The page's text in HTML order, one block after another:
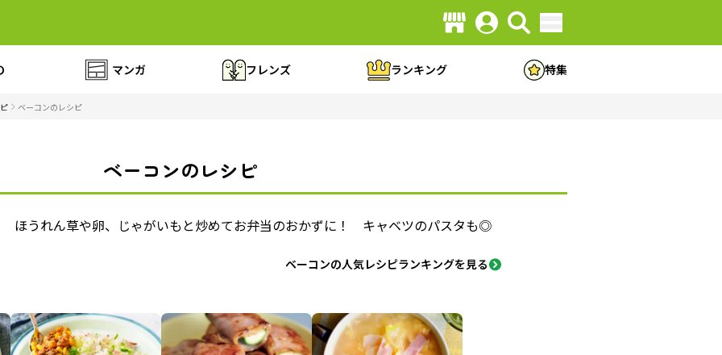
マンガ フレンズ ランキング 特集
ベーコンのレシピ
ベーコンのレシピ
ほうれん草や卵、じゃがいもと炒めてお弁当のおかずに！ キャベツのパスタも◎
ベーコンの人気レシピランキングを見る